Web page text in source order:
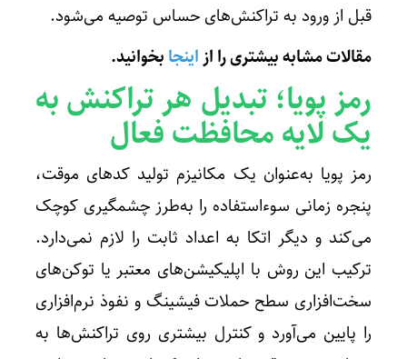
قبل از ورود به تراکنش‌های حساس توصیه می‌شود.
مقالات مشابه بیشتری را ازاینجا بخوانید.
رمز پویا؛ تبدیل هر تراکنش به
یک لایه محافظت فعال
رمز پویا به‌عنوان یک مکانیزم تولید کدهای موقت،
پنجره زمانی سوءاستفاده را به‌طرز چشمگیری کوچک
می‌کند و دیگر اتکا به اعداد ثابت را لازم نمی‌دارد.
ترکیب این روش با اپلیکیشن‌های معتبر یا توکن‌های
سخت‌افزاری سطح حملات فیشینگ و نفوذ نرم‌افزاری
را پایین می‌آورد و کنترل بیشتری روی تراکنش‌ها به